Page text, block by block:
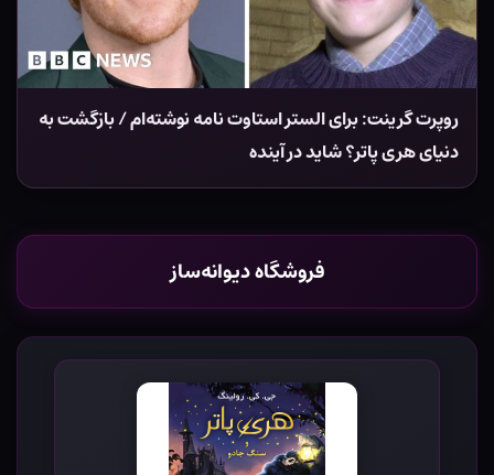
روپرت گرینت: برای الستر استاوت نامه نوشته‌ام / بازگشت به
دنیای هری پاتر؟ شاید در آینده
فروشگاه دیوانه‌ساز